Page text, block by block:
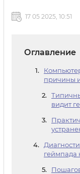
17 05 2025, 10:51
Оглавление
причины
видит
геймпада